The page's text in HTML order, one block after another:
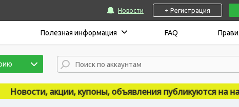
Новости + Регистрация
Полезная информация FAQ
акции, купоны, объявления публикуются на